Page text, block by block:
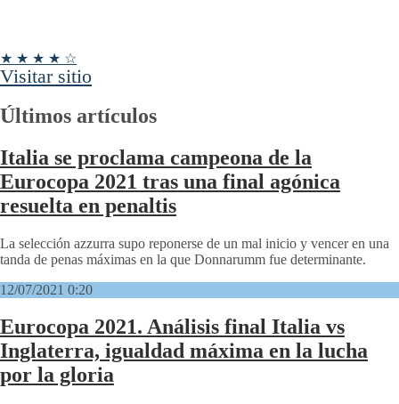
★ ★ ★ ★ ☆
Visitar sitio
Últimos artículos
Italia se proclama campeona de la
Eurocopa 2021 tras una final agónica
resuelta en penaltis
La selección azzurra supo reponerse de un mal inicio y vencer en una
tanda de penas máximas en la que Donnarumm fue determinante.
12/07/2021 0:20
Eurocopa 2021. Análisis final Italia vs
Inglaterra, igualdad máxima en la lucha
por la gloria